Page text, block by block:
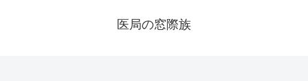
医局の窓際族